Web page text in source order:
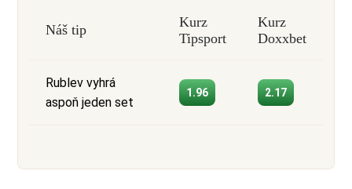
Náš tip
Kurz
Tipsport
Kurz
Doxxbet
Rublev vyhrá
aspoň jeden set
1.96 2.17